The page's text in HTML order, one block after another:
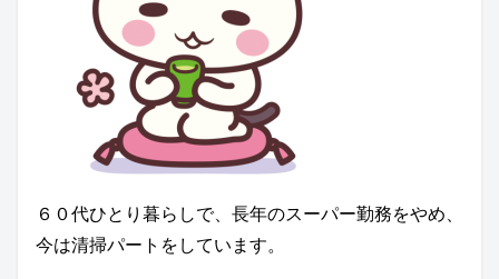
６０代ひとり暮らしで、長年のスーパー勤務をやめ、
今は清掃パートをしています。